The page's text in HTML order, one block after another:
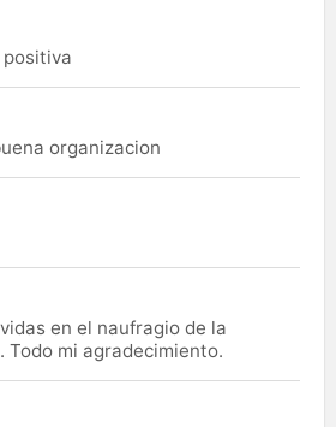
positiva
organizacion
en el naufragio de la
Todo mi agradecimiento.